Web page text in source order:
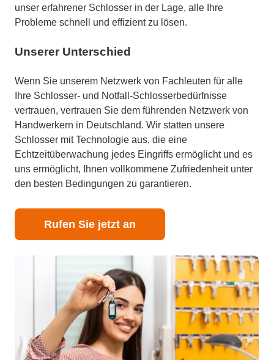
unser erfahrener Schlosser in der Lage, alle Ihre
Probleme schnell und effizient zu lösen.
Unserer Unterschied
Wenn Sie unserem Netzwerk von Fachleuten für alle
Ihre Schlosser- und Notfall-Schlosserbedürfnisse
vertrauen, vertrauen Sie dem führenden Netzwerk von
Handwerkern in Deutschland. Wir statten unsere
Schlosser mit Technologie aus, die eine
Echtzeitüberwachung jedes Eingriffs ermöglicht und es
uns ermöglicht, Ihnen vollkommene Zufriedenheit unter
den besten Bedingungen zu garantieren.
Rufen Sie jetzt an